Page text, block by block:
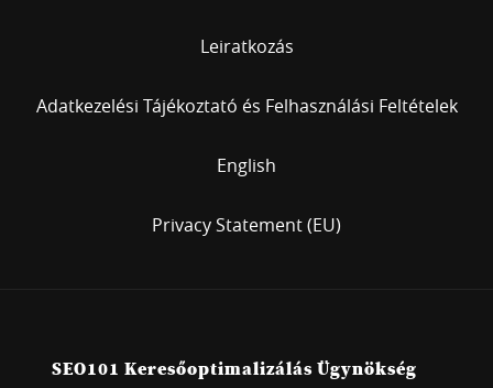
Leiratkozás
Adatkezelési Tájékoztató és Felhasználási Feltételek
English
Privacy Statement (EU)
SEO101 Keresőoptimalizálás Ügynökség